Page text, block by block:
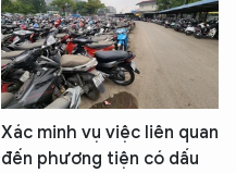
Xác minh vụ việc liên quan
đến phương tiện có dấu